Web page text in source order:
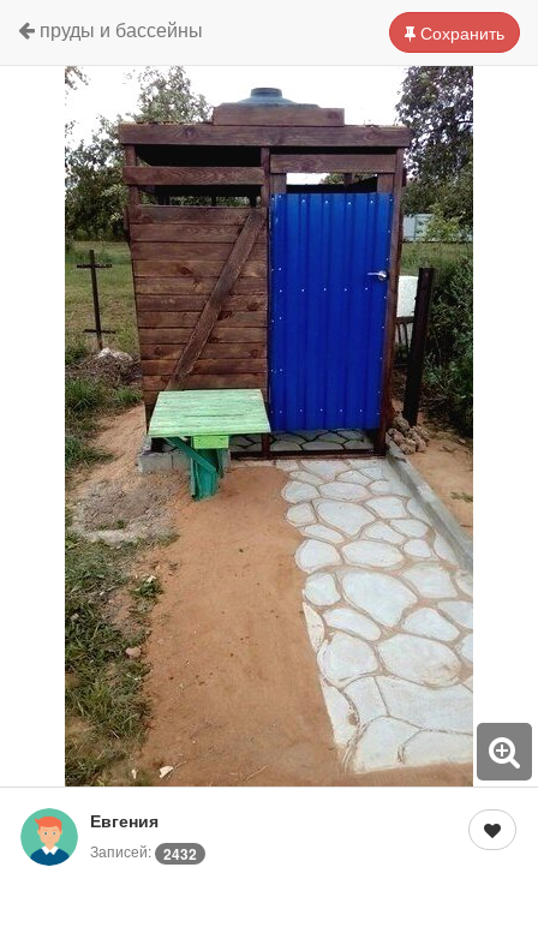
Сохранить
пруды и бассейны
Евгения
Записей: 2432